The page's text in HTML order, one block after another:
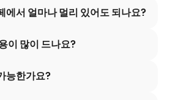
에서 얼마나 멀리 있어도 되나요?
이 많이 드나요?
능한가요?